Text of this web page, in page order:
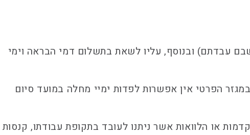
עבדתם) ובנוסף, עליו לשאת בתשלום דמי הבראה וימי
הפרטי אין אפשרות לפדות ימיי מחלה במועד סיום
או הלוואות אשר ניתנו לעובד בתקופת עבודתו, קנסות